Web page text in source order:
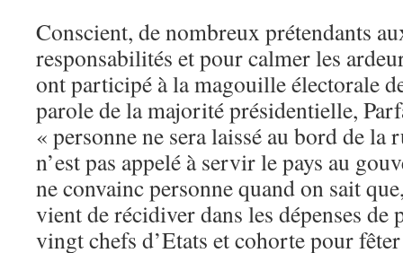
Conscient, de nombreux prétendants
responsabilités et pour calmer les
ont participé à la magouille électorale
parole de la majorité présidentielle,
« personne ne sera laissé au bord de la
n’est pas appelé à servir le pays au
ne convainc personne quand on sait
vient de récidiver dans les dépenses de
vingt chefs d’Etats et cohorte pour